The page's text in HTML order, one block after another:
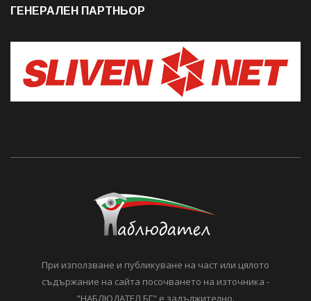
ГЕНЕРАЛЕН ПАРТНЬОР
При използване и публикуване на част или цялото
съдържание на сайта посочването на източника -
"НАБЛЮДАТЕЛ БГ" е задължително.